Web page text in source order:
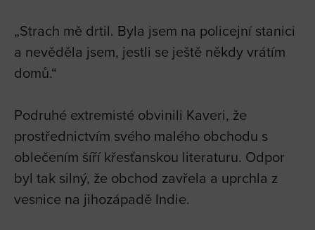
„Strach mě drtil. Byla jsem na policejní stanici
a nevěděla jsem, jestli se ještě někdy vrátím
domů.“
Podruhé extremisté obvinili Kaveri, že
prostřednictvím svého malého obchodu s
oblečením šíří křesťanskou literaturu. Odpor
byl tak silný, že obchod zavřela a uprchla z
vesnice na jihozápadě Indie.